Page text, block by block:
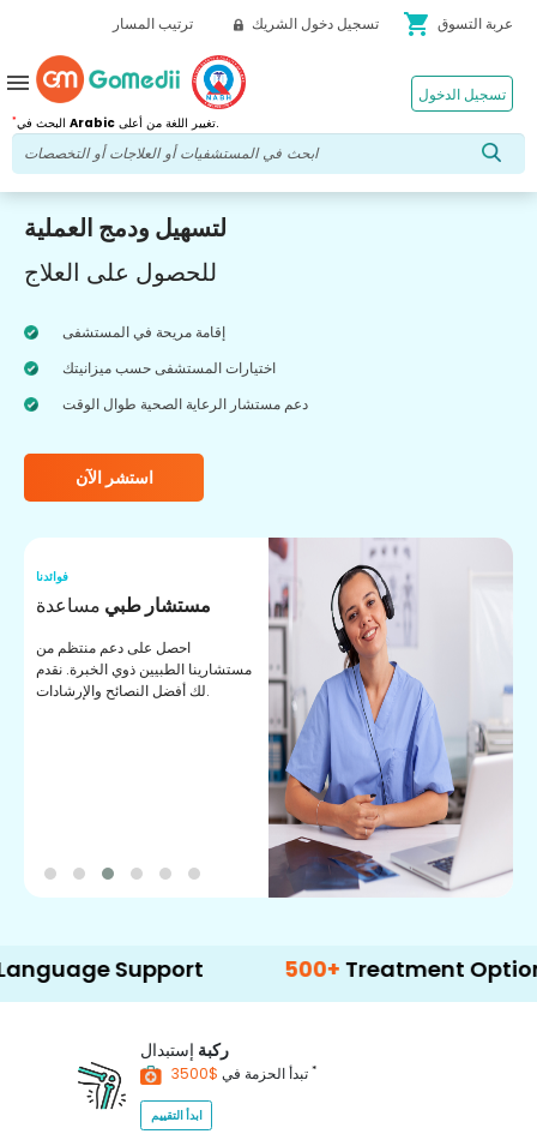
ترتيب المسار تسجيل دخول الشريك shopping_cart عربة التسوق
* Arabic تغيير اللغة من أعلى.
تسجيل الدخول menu
لتسهيل ودمج العملية
للحصول على العلاج
إقامة مريحة في المستشفى
اختيارات المستشفى حسب ميزانيتك
دعم مستشار الرعاية الصحية طوال الوقت
استشر الآن
فوائدنا
مستشار طبي مساعدة
احصل على دعم منتظم من
مستشارينا الطبيين ذوي الخبرة. نقدم
لك أفضل النصائح والإرشادات.
Support 500+ Treatment Options
ركبة إستبدال
تبدأ الحزمة في *
ابدأ التقييم